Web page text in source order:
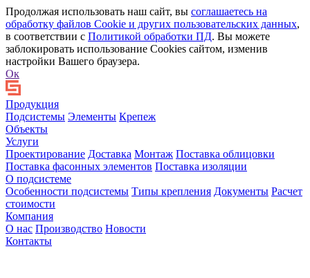
Продолжая использовать наш сайт, вы соглашаетесь на
обработку файлов Сookie и других пользовательских данных,
в соответствии с Политикой обработки ПД. Вы можете
заблокировать использование Cookies сайтом, изменив
настройки Вашего браузера.
Ок
Продукция
Подсистемы Элементы Крепеж
Объекты
Услуги
Проектирование Доставка Монтаж Поставка облицовки
Поставка фасонных элементов Поставка изоляции
О подсистеме
Особенности подсистемы Типы крепления Документы Расчет
стоимости
Компания
О нас Производство Новости
Контакты